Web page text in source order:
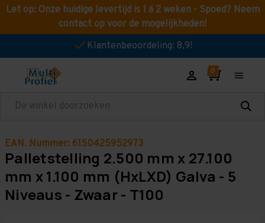
Let op: Onze huidige levertijd is 1 á 2 weken - Spoed? Neem
contact op voor de mogelijkheden!
Klantenbeoordeling: 8,9!
Zoeken
EAN. Nummer: 6150425952973
Palletstelling 2.500 mm x 27.100
mm x 1.100 mm (HxLXD) Galva - 5
Niveaus - Zwaar - T100